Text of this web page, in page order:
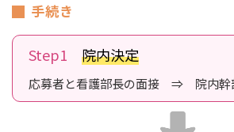
手続き
Step1 院内決定
応募者と看護部長の面接 ⇒ 院内幹